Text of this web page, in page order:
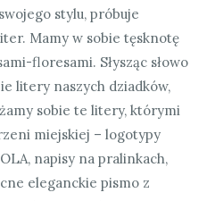
stylu, próbuje
Mamy w sobie tęsknotę
floresami. Słysząc słowo
litery naszych dziadków,
sobie te litery, którymi
miejskiej – logotypy
napisy na pralinkach,
eleganckie pismo z